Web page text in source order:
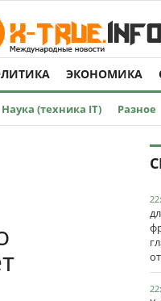
ЭКОНОМИКА
Наука (техника IT) Разное